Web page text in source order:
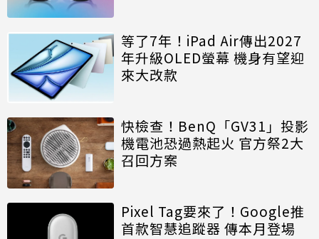
等了7年！iPad Air傳出2027
年升級OLED螢幕 機身有望迎
來大改款
快檢查！BenQ「GV31」投影
機電池恐過熱起火 官方祭2大
召回方案
Pixel Tag要來了！Google推
首款智慧追蹤器 傳本月登場